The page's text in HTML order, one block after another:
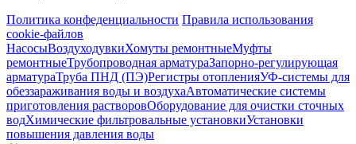
Политика конфеденциальности Правила использования
cookie-файлов
НасосыВоздуходувкиХомуты ремонтныеМуфты
ремонтныеТрубопроводная арматураЗапорно-регулирующая
арматураТруба ПНД (ПЭ)Регистры отопленияУФ-системы для
обеззараживания воды и воздухаАвтоматические системы
приготовления растворовОборудование для очистки сточных
водХимические фильтровальные установкиУстановки
повышения давления воды